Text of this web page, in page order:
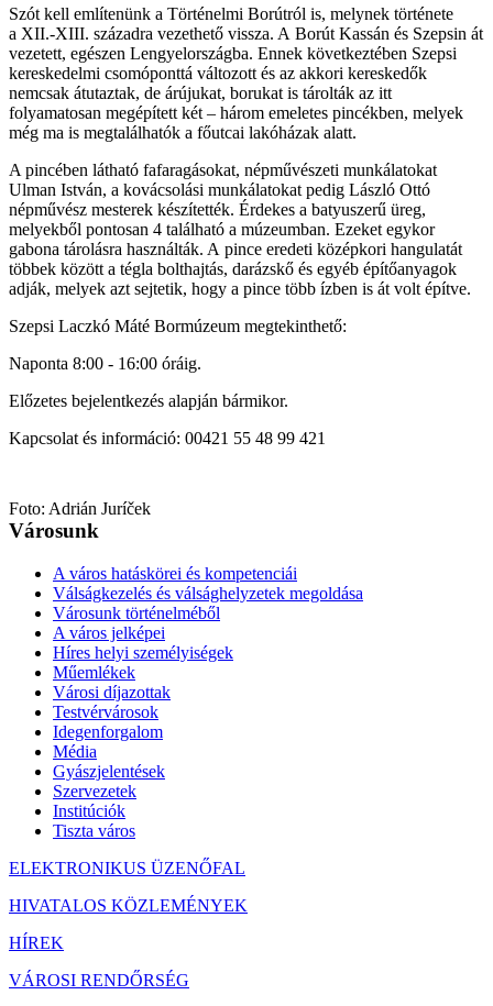
Szót kell említenünk a Történelmi Borútról is, melynek története
a XII.-XIII. századra vezethető vissza. A Borút Kassán és Szepsin át
vezetett, egészen Lengyelországba. Ennek következtében Szepsi
kereskedelmi csomóponttá változott és az akkori kereskedők
nemcsak átutaztak, de árújukat, borukat is tárolták az itt
folyamatosan megépített két – három emeletes pincékben, melyek
még ma is megtalálhatók a főutcai lakóházak alatt.
A pincében látható fafaragásokat, népművészeti munkálatokat
Ulman István, a kovácsolási munkálatokat pedig László Ottó
népművész mesterek készítették. Érdekes a batyuszerű üreg,
melyekből pontosan 4 található a múzeumban. Ezeket egykor
gabona tárolásra használták. A pince eredeti középkori hangulatát
többek között a tégla bolthajtás, darázskő és egyéb építőanyagok
adják, melyek azt sejtetik, hogy a pince több ízben is át volt építve.
Szepsi Laczkó Máté Bormúzeum megtekinthető:
Naponta 8:00 - 16:00 óráig.
Előzetes bejelentkezés alapján bármikor.
Kapcsolat és információ: 00421 55 48 99 421
Foto: Adrián Juríček
Városunk
A város hatáskörei és kompetenciái
Válságkezelés és válsághelyzetek megoldása
Városunk történelméből
A város jelképei
Híres helyi személyiségek
Műemlékek
Városi díjazottak
Testvérvárosok
Idegenforgalom
Média
Gyászjelentések
Szervezetek
Institúciók
Tiszta város
ELEKTRONIKUS ÜZENŐFAL
HIVATALOS KÖZLEMÉNYEK
HÍREK
VÁROSI RENDŐRSÉG